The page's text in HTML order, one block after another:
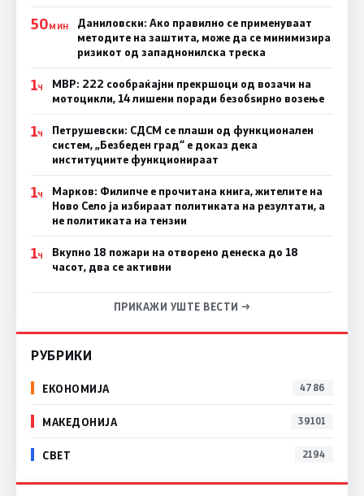
50МИН
Даниловски: Ако правилно се применуваат
методите на заштита, може да се минимизира
ризикот од западнонилска треска
1Ч
МВР: 222 сообраќајни прекршоци од возачи на
мотоцикли, 14 лишени поради безобѕирно возење
1Ч
Петрушевски: СДСМ се плаши од функционален
систем, „Безбеден град“ е доказ дека
институциите функционираат
1Ч
Марков: Филипче е прочитана книга, жителите на
Ново Село ја избираат политиката на резултати, а
не политиката на тензии
1Ч
Вкупно 18 пожари на отворено денеска до 18
часот, два се активни
ПРИКАЖИ УШТЕ ВЕСТИ →
РУБРИКИ
ЕКОНОМИЈА 4786
МАКЕДОНИЈА 39101
СВЕТ 2194